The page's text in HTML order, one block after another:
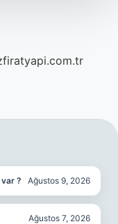
? Ağustos 9, 2026
Ağustos 7, 2026